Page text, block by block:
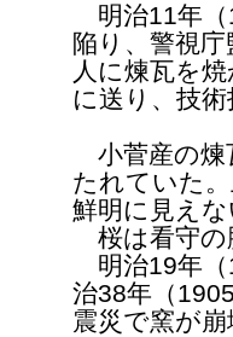
明治11年（
陥り、警視
人に煉瓦を
に送り、技
小菅産の煉
たれていた
鮮明に見え
桜は看守
明治19年（
治38年（
震災で窯が